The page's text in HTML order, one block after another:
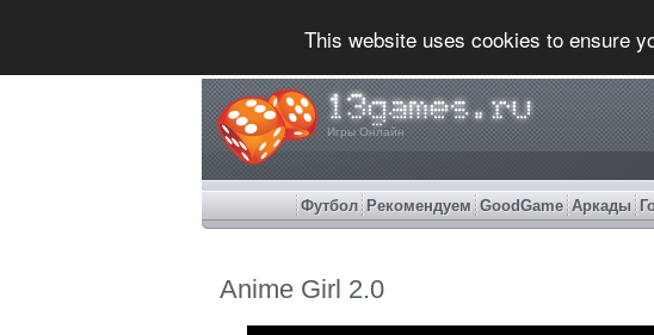
This website uses cookies to ensure
Игры Онлайн
Футбол Рекомендуем GoodGame Аркады
Anime Girl 2.0